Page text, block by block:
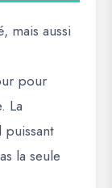
mais aussi
pour
La
la seule